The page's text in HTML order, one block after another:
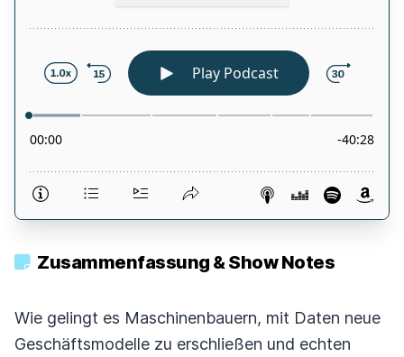
Zusammenfassung & Show Notes
Wie gelingt es Maschinenbauern, mit Daten neue
Geschäftsmodelle zu erschließen und echten